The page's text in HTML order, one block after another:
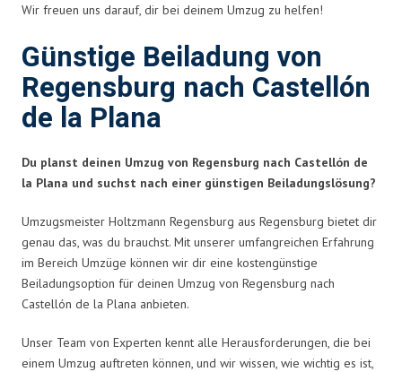
Wir freuen uns darauf, dir bei deinem Umzug zu helfen!
Günstige Beiladung von
Regensburg nach Castellón
de la Plana
Du planst deinen Umzug von Regensburg nach Castellón de
la Plana und suchst nach einer günstigen Beiladungslösung?
Umzugsmeister Holtzmann Regensburg aus Regensburg bietet dir
genau das, was du brauchst. Mit unserer umfangreichen Erfahrung
im Bereich Umzüge können wir dir eine kostengünstige
Beiladungsoption für deinen Umzug von Regensburg nach
Castellón de la Plana anbieten.
Unser Team von Experten kennt alle Herausforderungen, die bei
einem Umzug auftreten können, und wir wissen, wie wichtig es ist,